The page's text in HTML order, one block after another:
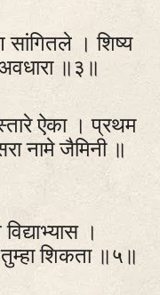
सांगितले । शिष्य
॥३॥
ऐका । प्रथम
नामे जैमिनी ॥
।
शिकता ॥५॥